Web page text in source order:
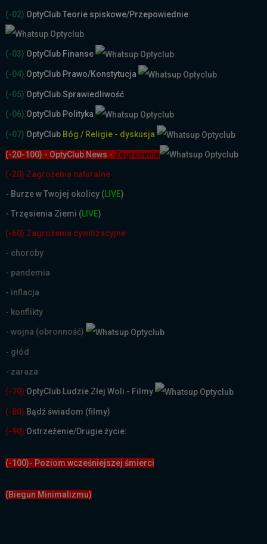
(-02) OptyClub Teorie spiskowe/Przepowiednie
(-03) OptyClub Finanse
(-04) OptyClub Prawo/Konstytucja
(-05) OptyClub Sprawiedliwość
(-06) OptyClub Polityka
(-07) OptyClub Bóg / Religie - dyskusja
(-20-100) - OptyClub News - Zagrożenia
(-20) Zagrożenia naturalne
- Burze w Twojej okolicy (LIVE)
- Trzęsienia Ziemi (LIVE)
(-60) Zagrożenia cywilizacyjne
- choroby
- pandemia
- inflacja
- konflikty
- wojna (obronność)
- głód
- zaraza
(-70) OptyClub Ludzie Złej Woli - Filmy
(-80) Bądź świadom (filmy)
(-90) Ostrzeżenie/Drugie życie:
(-100)- Poziom wcześniejszej śmierci
(Biegun Minimalizmu)